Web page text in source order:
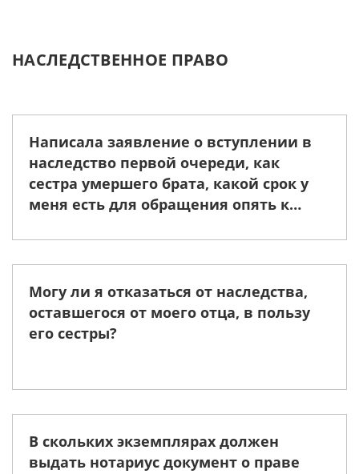
НАСЛЕДСТВЕННОЕ ПРАВО
Написала заявление о вступлении в
наследство первой очереди, как
сестра умершего брата, какой срок у
меня есть для обращения опять к
оформления?
Могу ли я отказаться от наследства,
оставшегося от моего отца, в пользу
его сестры?
В скольких экземплярах должен
выдать нотариус документ о праве